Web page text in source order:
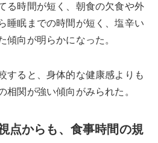
る時間が短く、朝食の欠食や外
睡眠までの時間が短く、塩辛い
傾向が明らかになった。
すると、身体的な健康感よりも
相関が強い傾向がみられた。
点からも、食事時間の規